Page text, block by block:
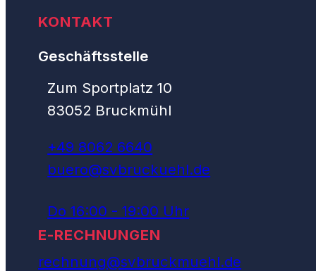
KONTAKT
Geschäftsstelle
Zum Sportplatz 10
83052 Bruckmühl
+49 8062 6640
buero@svbruckuehl.de
Do 16:00 - 19:00 Uhr
E-RECHNUNGEN
rechnung@svbruckmuehl.de